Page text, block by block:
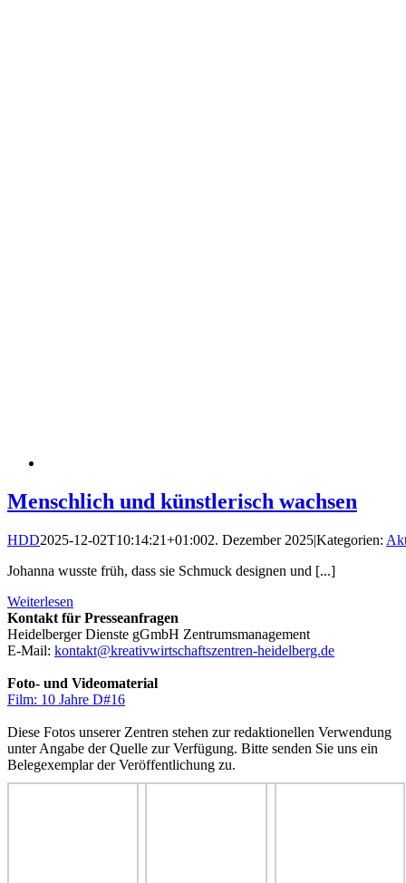
Menschlich und künstlerisch wachsen
HDD2025-12-02T10:14:21+01:002. Dezember 2025|Kategorien:
Johanna wusste früh, dass sie Schmuck designen und [...]
Weiterlesen
Kontakt für Presseanfragen
Heidelberger Dienste gGmbH Zentrumsmanagement
E-Mail: kontakt@kreativwirtschaftszentren-heidelberg.de
Foto- und Videomaterial
Film: 10 Jahre D#16
Diese Fotos unserer Zentren stehen zur redaktionellen Verwendung
unter Angabe der Quelle zur Verfügung. Bitte senden Sie uns ein
Belegexemplar der Veröffentlichung zu.